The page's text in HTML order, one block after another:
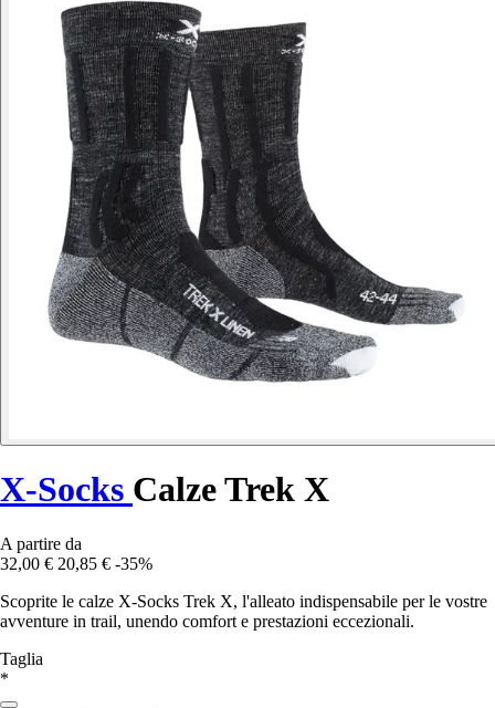
X-Socks Calze Trek X
A partire da
32,00 € 20,85 € -35%
Scoprite le calze X-Socks Trek X, l'alleato indispensabile per le vostre
avventure in trail, unendo comfort e prestazioni eccezionali.
Taglia
*